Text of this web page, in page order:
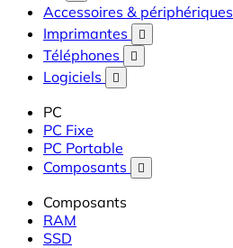
Accessoires & périphériques
Imprimantes 
Téléphones 
Logiciels 
PC
PC Fixe
PC Portable
Composants

Composants
RAM
SSD